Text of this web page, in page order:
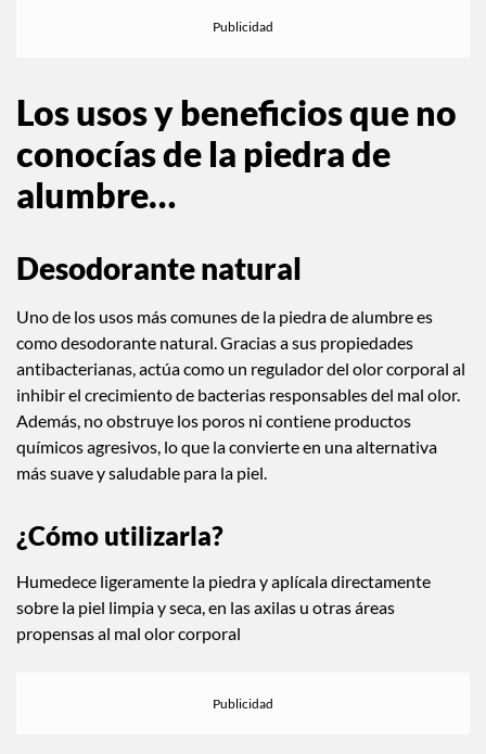
Los usos y beneficios que no
conocías de la piedra de
alumbre…
Desodorante natural
Uno de los usos más comunes de la piedra de alumbre es
como desodorante natural. Gracias a sus propiedades
antibacterianas, actúa como un regulador del olor corporal al
inhibir el crecimiento de bacterias responsables del mal olor.
Además, no obstruye los poros ni contiene productos
químicos agresivos, lo que la convierte en una alternativa
más suave y saludable para la piel.
¿Cómo utilizarla?
Humedece ligeramente la piedra y aplícala directamente
sobre la piel limpia y seca, en las axilas u otras áreas
propensas al mal olor corporal